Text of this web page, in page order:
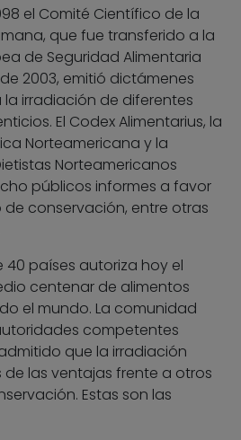
el Comité Científico de la
que fue transferido a la
de Seguridad Alimentaria
de 2003, emitió dictámenes
irradiación de diferentes
El Codex Alimentarius, la
Norteamericana y la
Norteamericanos
públicos informes a favor
conservación, entre otras
40 países autoriza hoy el
centenar de alimentos
el mundo. La comunidad
competentes
que la irradiación
las ventajas frente a otros
Estas son las